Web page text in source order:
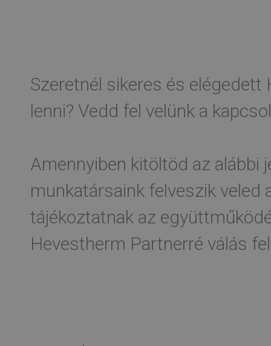
Szeretnél sikeres és
lenni? Vedd fel velünk a
Amennyiben kitöltöd az alábbi
munkatársaink felveszik veled
tájékoztatnak az
Hevestherm Partnerré válás